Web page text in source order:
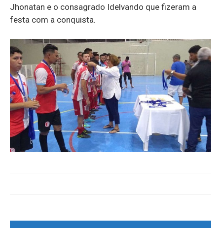
Jhonatan e o consagrado Idelvando que fizeram a
festa com a conquista.